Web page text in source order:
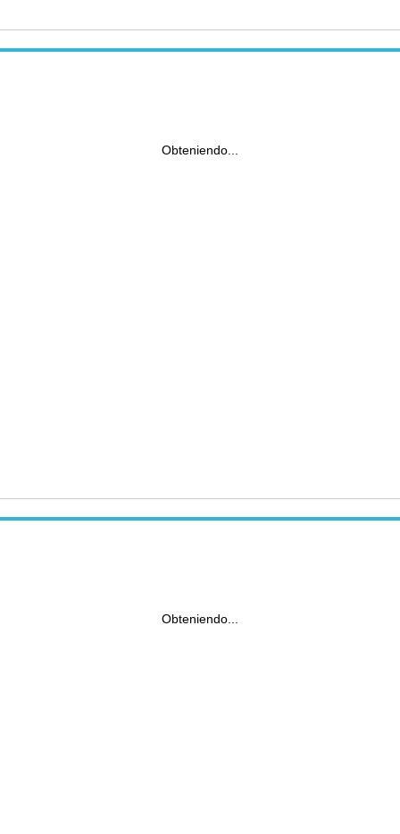
Obteniendo...
Obteniendo...